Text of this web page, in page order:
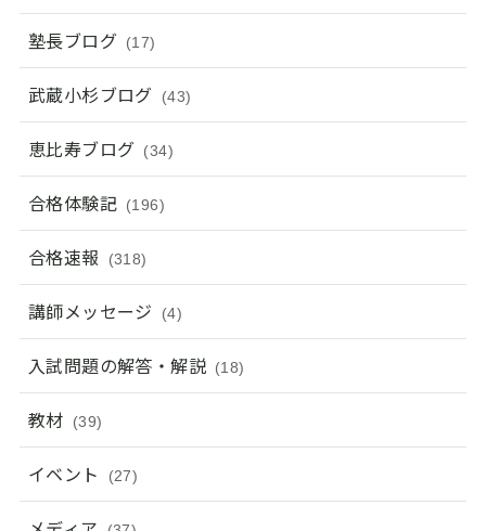
塾長ブログ (17)
武蔵小杉ブログ (43)
恵比寿ブログ (34)
合格体験記 (196)
合格速報 (318)
講師メッセージ (4)
入試問題の解答・解説 (18)
教材 (39)
イベント (27)